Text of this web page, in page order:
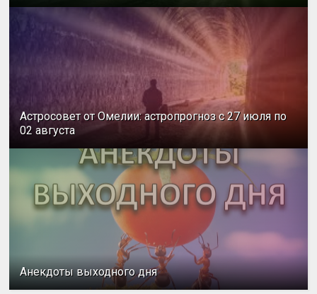
Астросовет от Омелии: астропрогноз с 27 июля по
02 августа
Анекдоты выходного дня